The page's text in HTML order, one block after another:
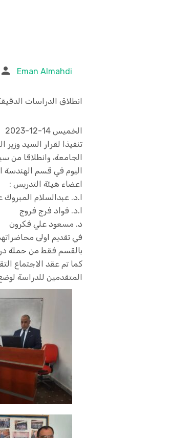
Eman Almahdi
انطلاق الدراسات
الخميس 14-12-2023
الجامعة، وانطلاقا من
اليوم في قسم الهندسة
اعضاء هيئة التدريس :
ا.د. عبدالسلام
ا.د. فواد فرج فروج
د. مسعود علي فكرون
في تقديم اولى
بالقسم فقط من حملة
كما تم عقد الاجتماع
المتقدمين للدراسة